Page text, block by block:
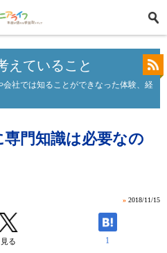
えていること
社では知ることができなった体験、経
専門知識は必要なの
» 2018/11/15
見る 1